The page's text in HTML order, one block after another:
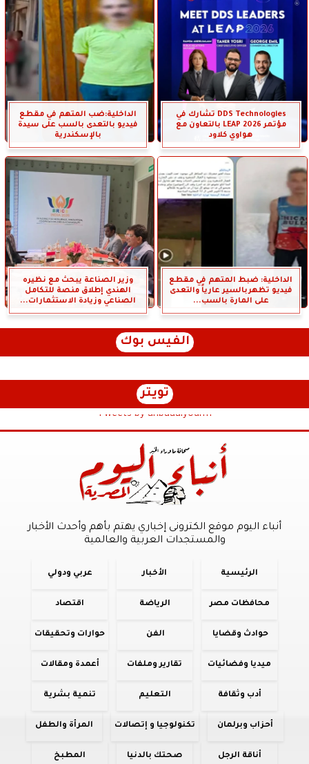
DDS Technologies تشارك في
مؤتمر LEAP 2026 بالتعاون مع
هواوي كلاود
الداخلية:ضب المتهم في مقطع
فيديو بالتعدى بالسب على سيدة
بالإسكندرية
الداخلية: ضبط المتهم في مقطع
فيديو تظهربالسير عارياً والتعدى
على المارة بالسب...
وزير الصناعة يبحث مع نظيره
الهندي إطلاق منصة للتكامل
الصناعي وزيادة الاستثمارات...
الفيس بوك
تويتر
Tweets by anbaaalyoum1
أنباء اليوم موقع الكترونى إخباري يهتم بأهم وأحدث الأخبار
والمستجدات العربية والعالمية
الرئيسية الأخبار عربي ودولي
محافظات مصر الرياضة اقتصاد
حوادث وقضايا الفن حوارات وتحقيقات
ميديا وفضائيات تقارير وملفات أعمدة ومقالات
أدب وثقافة التعليم تنمية بشرية
أحزاب وبرلمان تكنولوجيا و إتصالات المرأة والطفل
أناقة الرجل صحتك بالدنيا المطبخ